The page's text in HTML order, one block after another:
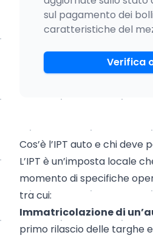
sul pagamento dei
caratteristiche del
Verifica
Cos’è l’IPT auto e chi deve
L’IPT è un’imposta locale
momento di specifiche
tra cui:
Immatricolazione di
primo rilascio delle targhe